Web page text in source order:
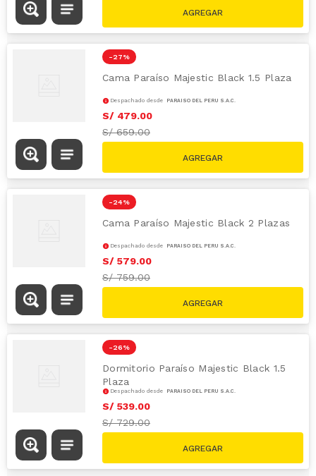
-27 %
Cama Paraíso Majestic Black 1.5 Plaza
Despachado desde PARAÍSO DEL PERÚ S.A.C.
S/ 479.00
S/659.00
-24 %
Cama Paraíso Majestic Black 2 Plazas
Despachado desde PARAÍSO DEL PERÚ S.A.C.
S/ 579.00
S/759.00
-26 %
Dormitorio Paraíso Majestic Black 1.5
Plaza
Despachado desde PARAÍSO DEL PERÚ S.A.C.
S/ 539.00
S/729.00